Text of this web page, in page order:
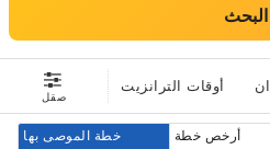
البحث
صقل
أوقات الترانزيت
خطة الموصى بها أرخص خطة